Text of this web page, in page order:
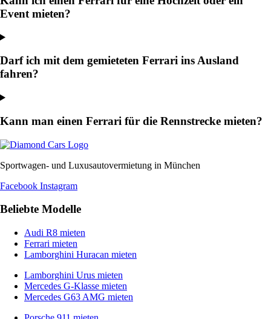
Event mieten?
Darf ich mit dem gemieteten Ferrari ins Ausland
fahren?
Kann man einen Ferrari für die Rennstrecke mieten?
Sportwagen- und Luxusautovermietung in München
Facebook Instagram
Beliebte Modelle
Audi R8 mieten
Ferrari mieten
Lamborghini Huracan mieten
Lamborghini Urus mieten
Mercedes G-Klasse mieten
Mercedes G63 AMG mieten